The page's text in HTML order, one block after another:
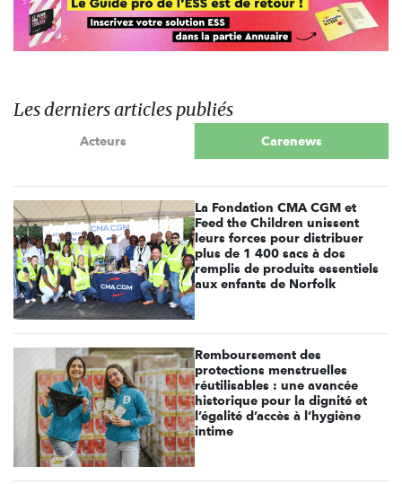
Les derniers articles publiés
Acteurs Carenews
La Fondation CMA CGM et
Feed the Children unissent
leurs forces pour distribuer
plus de 1 400 sacs à dos
remplis de produits essentiels
aux enfants de Norfolk
Remboursement des
protections menstruelles
réutilisables : une avancée
historique pour la dignité et
l’égalité d’accès à l’hygiène
intime